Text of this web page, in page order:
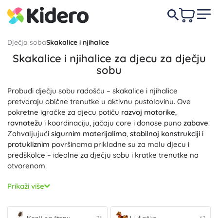
Dječja sobaSkakalice i njihalice
Skakalice i njihalice za djecu za dječju
sobu
Probudi dječju sobu radošću – skakalice i njihalice
pretvaraju obične trenutke u aktivnu pustolovinu. Ove
pokretne igračke za djecu potiču razvoj motorike,
ravnotežu i koordinaciju, jačaju core i donose puno zabave.
Zahvaljujući sigurnim materijalima, stabilnoj konstrukciji i
protukliznim površinama prikladne su za malu djecu i
predškolce – idealne za dječju sobu i kratke trenutke na
otvorenom.
Isprobajte
stabilnosti – ergonomski oblici, mala težina i velika nosivost
ravnoteže tu su
stabilnom potporom
Prikaži više